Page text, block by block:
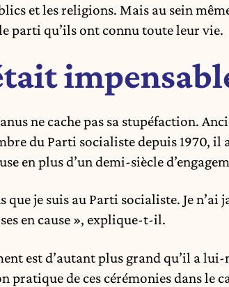
et les religions. Mais au sein
parti qu’ils ont connu toute leur vie.
ne cache pas sa stupéfaction.
du Parti socialiste depuis 1970,
en plus d’un demi-siècle
que je suis au Parti socialiste. Je
en cause », explique-t-il.
est d’autant plus grand qu’il a
pratique de ces cérémonies dans le